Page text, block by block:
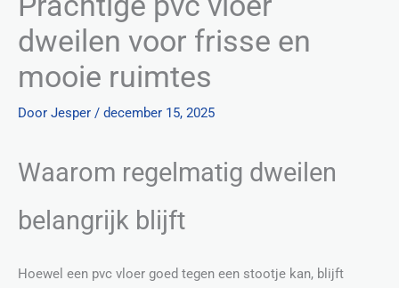
dweilen voor frisse en
mooie ruimtes
Door Jesper / december 15, 2025
Waarom regelmatig dweilen
belangrijk blijft
Hoewel een pvc vloer goed tegen een stootje kan, blijft